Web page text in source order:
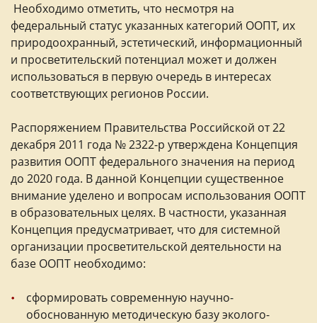
Необходимо отметить, что несмотря на
федеральный статус указанных категорий ООПТ, их
природоохранный, эстетический, информационный
и просветительский потенциал может и должен
использоваться в первую очередь в интересах
соответствующих регионов России.
Распоряжением Правительства Российской от 22
декабря 2011 года № 2322-р утверждена Концепция
развития ООПТ федерального значения на период
до 2020 года. В данной Концепции существенное
внимание уделено и вопросам использования ООПТ
в образовательных целях. В частности, указанная
Концепция предусматривает, что для системной
организации просветительской деятельности на
базе ООПТ необходимо:
сформировать современную научно-
обоснованную методическую базу эколого-